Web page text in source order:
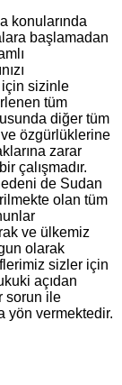
konularında
başlamadan
için sizinle
tüm
diğer tüm
özgürlüklerine
zarar
çalışmadır.
de Sudan
olan tüm
ve ülkemiz
olarak
sizler için
açıdan
sorun ile
yön vermektedir.